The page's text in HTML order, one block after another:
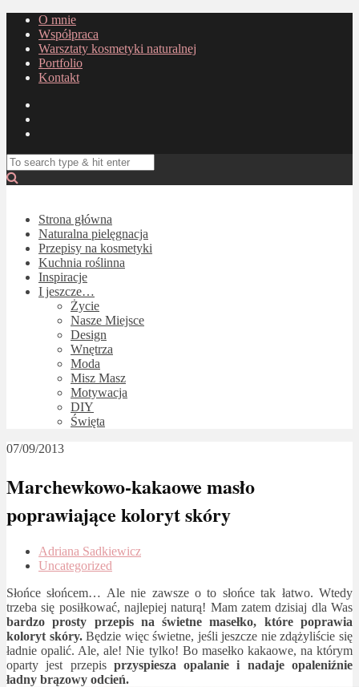
O mnie
Współpraca
Warsztaty kosmetyki naturalnej
Portfolio
Kontakt
Strona główna
Naturalna pielęgnacja
Przepisy na kosmetyki
Kuchnia roślinna
Inspiracje
I jeszcze…
Życie
Nasze Miejsce
Design
Wnętrza
Moda
Misz Masz
Motywacja
DIY
Święta
07/09/2013
Marchewkowo-kakaowe masło
poprawiające koloryt skóry
Adriana Sadkiewicz
Uncategorized
Słońce słońcem… Ale nie zawsze o to słońce tak łatwo. Wtedy
trzeba się posiłkować, najlepiej naturą! Mam zatem dzisiaj dla Was
bardzo prosty przepis na świetne masełko, które poprawia
koloryt skóry.Będzie więc świetne, jeśli jeszcze nie zdążyliście się
ładnie opalić. Ale, ale! Nie tylko! Bo masełko kakaowe, na którym
oparty jest przepis przyspiesza opalanie i nadaje opaleniźnie
ładny brązowy odcień.